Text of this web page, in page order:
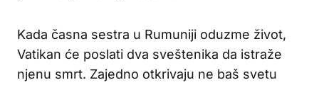
Kada časna sestra u Rumuniji oduzme život,
Vatikan će poslati dva sveštenika da istraže
njenu smrt. Zajedno otkrivaju ne baš svetu